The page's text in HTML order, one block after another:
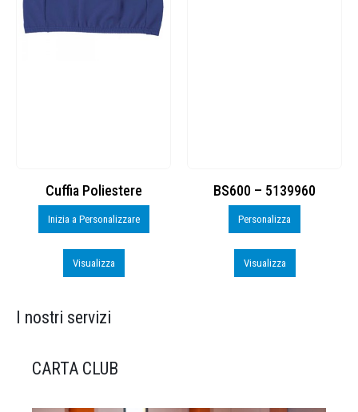
Cuffia Poliestere
Inizia a Personalizzare
Visualizza
BS600 – 5139960
Personalizza
Visualizza
I nostri servizi
CARTA CLUB